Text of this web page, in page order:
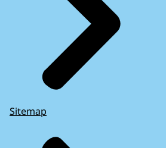
Sitemap